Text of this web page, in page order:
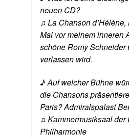
neuen CD?
♫ La Chanson
Mal vor meinem inneren
schöne Romy Schneider
verlassen wird.
♪ Auf welcher Bühne
die Chansons
Paris? Admiralspalast
♫ Kammermusiksaal der
Philharmonie